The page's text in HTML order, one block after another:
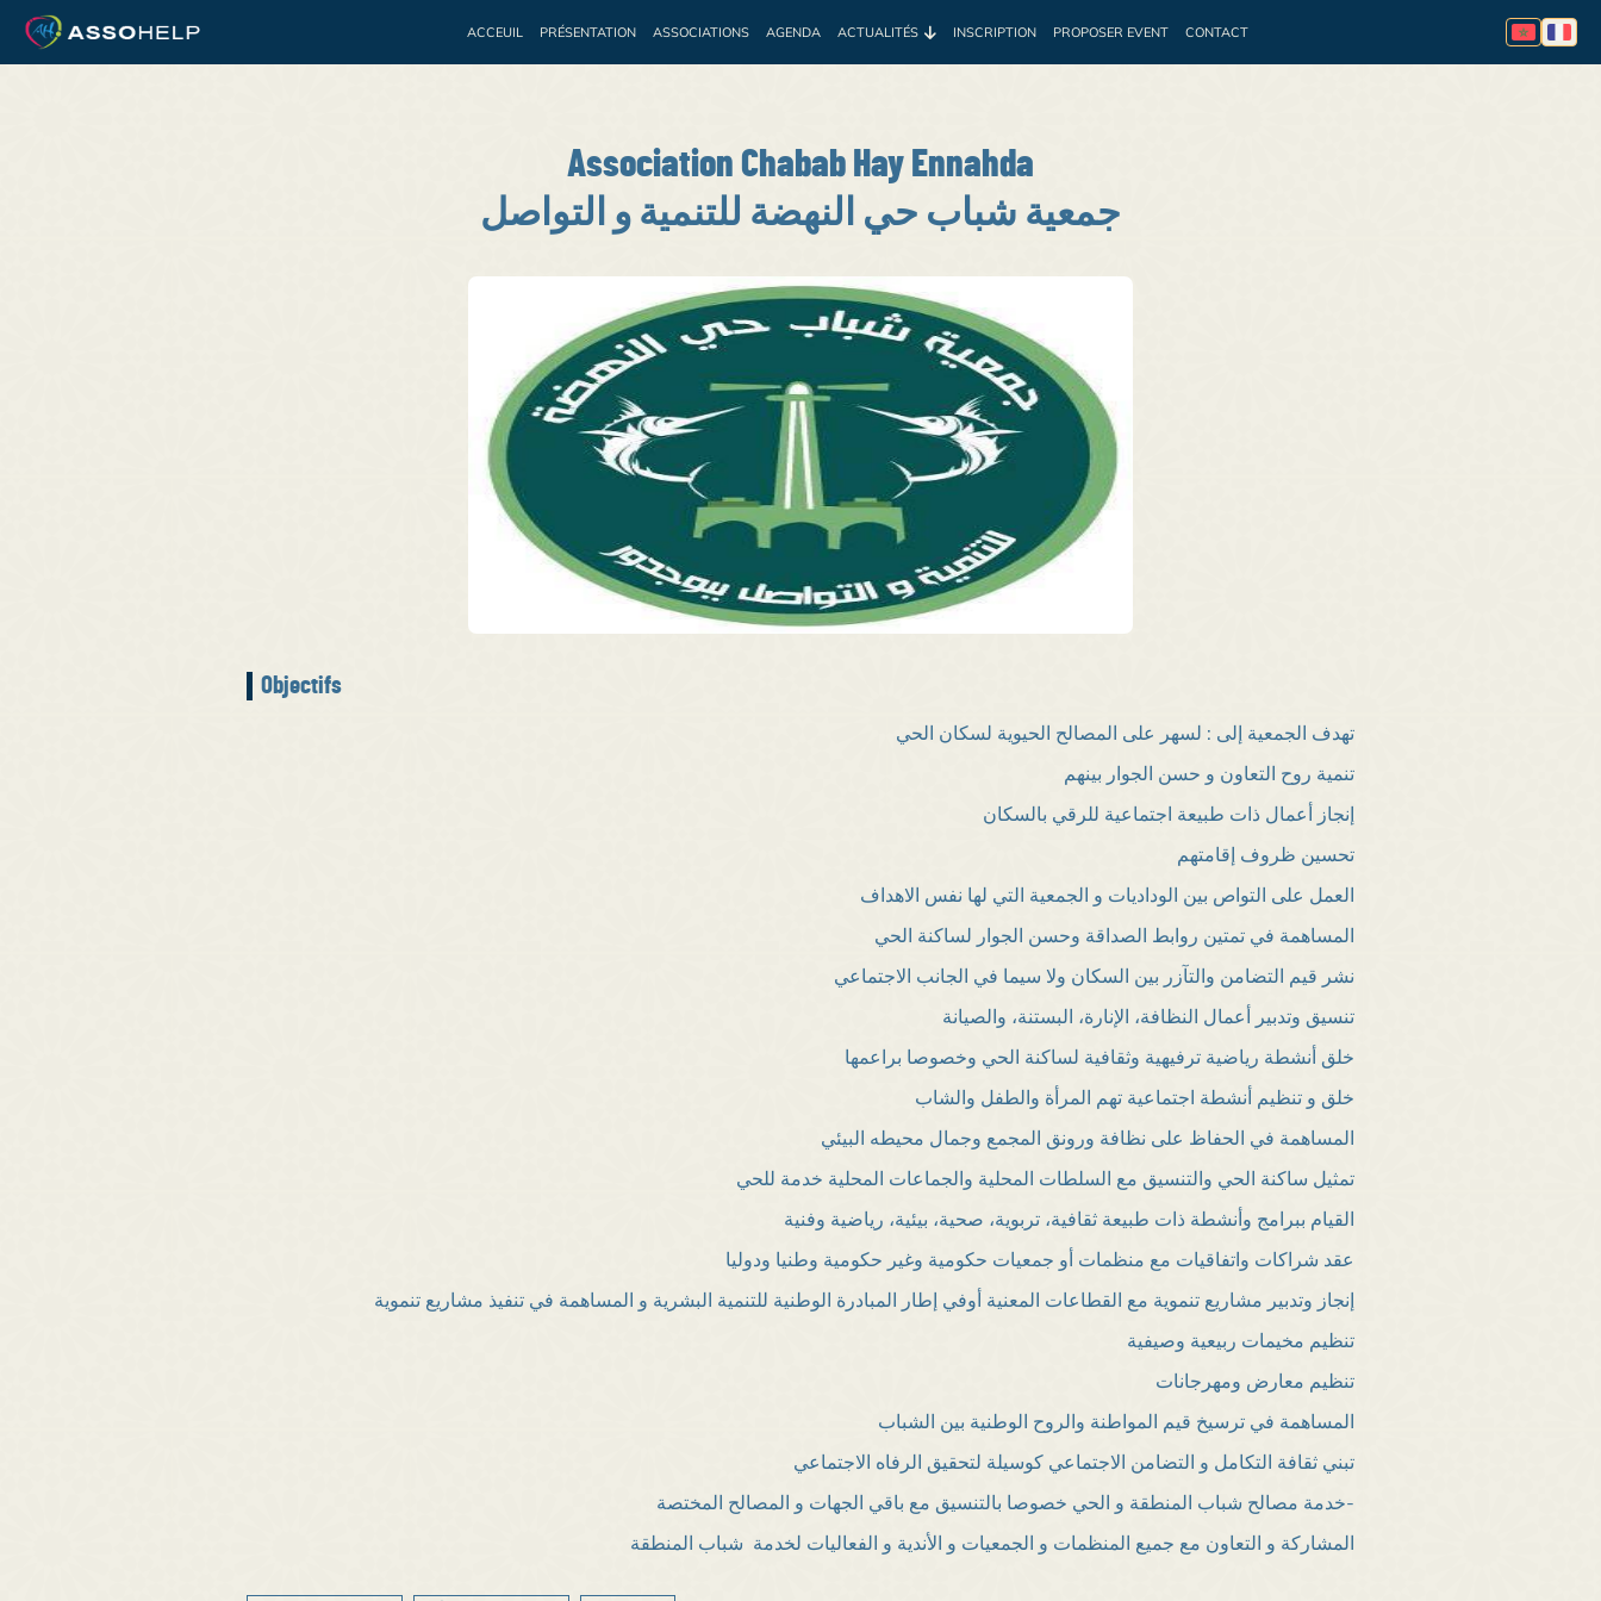
ACCEUIL PRÉSENTATION ASSOCIATIONS AGENDA ACTUALITÉS INSCRIPTION PROPOSER EVENT CONTACT
Association Chabab Hay Ennahda
جمعية شباب حي النهضة للتنمية و التواصل
Objectifs
تهدف الجمعية إلى : لسهر على المصالح الحيوية لسكان الحي
تنمية روح التعاون و حسن الجوار بينهم
إنجاز أعمال ذات طبيعة اجتماعية للرقي بالسكان
تحسين ظروف إقامتهم
العمل على التواص بين الوداديات و الجمعية التي لها نفس الاهداف
المساهمة في تمتين روابط الصداقة وحسن الجوار لساكنة الحي
نشر قيم التضامن والتآزر بين السكان ولا سيما في الجانب الاجتماعي
تنسيق وتدبير أعمال النظافة، الإنارة، البستنة، والصيانة
خلق أنشطة رياضية ترفيهية وثقافية لساكنة الحي وخصوصا براعمها
خلق و تنظيم أنشطة اجتماعية تهم المرأة والطفل والشاب
المساهمة في الحفاظ على نظافة ورونق المجمع وجمال محيطه البيئي
تمثيل ساكنة الحي والتنسيق مع السلطات المحلية والجماعات المحلية خدمة للحي
القيام ببرامج وأنشطة ذات طبيعة ثقافية، تربوية، صحية، بيئية، رياضية وفنية
عقد شراكات واتفاقيات مع منظمات أو جمعيات حكومية وغير حكومية وطنيا ودوليا
إنجاز وتدبير مشاريع تنموية مع القطاعات المعنية أوفي إطار المبادرة الوطنية للتنمية البشرية و المساهمة في تنفيذ مشاريع تنموية
تنظيم مخيمات ربيعية وصيفية
تنظيم معارض ومهرجانات
المساهمة في ترسيخ قيم المواطنة والروح الوطنية بين الشباب
تبني ثقافة التكامل و التضامن الاجتماعي كوسيلة لتحقيق الرفاه الاجتماعي
-خدمة مصالح شباب المنطقة و الحي خصوصا بالتنسيق مع باقي الجهات و المصالح المختصة
المشاركة و التعاون مع جميع المنظمات و الجمعيات و الأندية و الفعاليات لخدمة شباب المنطقة